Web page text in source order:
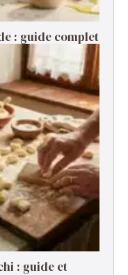
: guide complet
: guide et